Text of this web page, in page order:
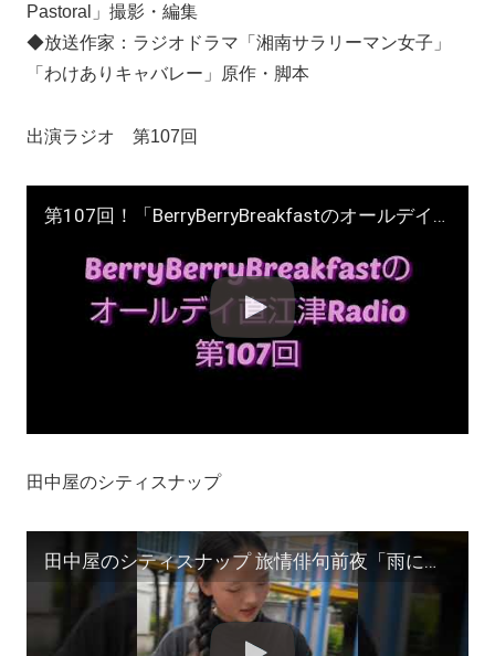
Pastoral」撮影・編集
◆放送作家：ラジオドラマ「湘南サラリーマン女子」
「わけありキャバレー」原作・脚本
出演ラジオ 第107回
第107回！「BerryBerryBreakfastのオールデイズ直江津Radio」ヨーグルト田中とDJシューカイ 萌える熱海を歩く
田中屋のシティスナップ
田中屋のシティスナップ 旅情俳句前夜「雨に濡れる高田馬場の女」撮影/田中宏明 #サーファー #shorts #zine